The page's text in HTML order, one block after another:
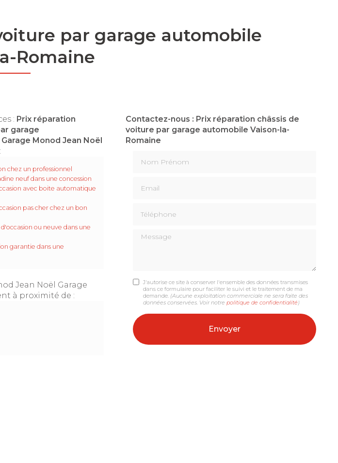
par garage automobile
Romaine
: Prix réparation
garage
Monod Jean Noël
chez un professionnel
neuf dans une concession
avec boite automatique
pas cher chez un bon
ou neuve dans une
garantie dans une
Jean Noël Garage
à proximité de :
Contactez-nous : Prix réparation châssis de
voiture par garage automobile Vaison-la-
Romaine
Message
J'autorise ce site à conserver l'ensemble des données transmises
dans ce formulaire pour faciliter le suivi et le traitement de ma
demande. (Aucune exploitation commerciale ne sera faite des
données conservées. Voir notre politique de confidentialité )